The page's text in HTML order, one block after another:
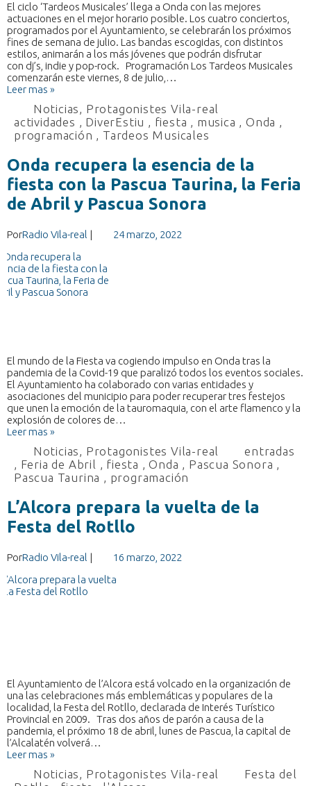
El ciclo ‘Tardeos Musicales’ llega a Onda con las mejores
actuaciones en el mejor horario posible. Los cuatro conciertos,
programados por el Ayuntamiento, se celebrarán los próximos
fines de semana de julio. Las bandas escogidas, con distintos
estilos, animarán a los más jóvenes que podrán disfrutar
con dj’s, indie y pop-rock. Programación Los Tardeos Musicales
comenzarán este viernes, 8 de julio,…
Leer mas »
Noticias, Protagonistes Vila-real
actividades , DiverEstiu , fiesta , musica ,Onda ,
programación , Tardeos Musicales
Onda recupera la esencia de la
fiesta con la Pascua Taurina, la Feria
de Abril y Pascua Sonora
PorRadio Vila-real | 24 marzo, 2022
El mundo de la Fiesta va cogiendo impulso en Onda tras la
pandemia de la Covid-19 que paralizó todos los eventos sociales.
El Ayuntamiento ha colaborado con varias entidades y
asociaciones del municipio para poder recuperar tres festejos
que unen la emoción de la tauromaquia, con el arte flamenco y la
explosión de colores de…
Leer mas »
Noticias, Protagonistes Vila-real
entradas
, Feria de Abril , fiesta ,Onda , Pascua Sonora ,
Pascua Taurina , programación
L’Alcora prepara la vuelta de la
Festa del Rotllo
PorRadio Vila-real | 16 marzo, 2022
El Ayuntamiento de l’Alcora está volcado en la organización de
una las celebraciones más emblemáticas y populares de la
localidad, la Festa del Rotllo, declarada de Interés Turístico
Provincial en 2009. Tras dos años de parón a causa de la
pandemia, el próximo 18 de abril, lunes de Pascua, la capital de
l’Alcalatén volverá…
Leer mas »
Noticias, Protagonistes Vila-real
Festa del